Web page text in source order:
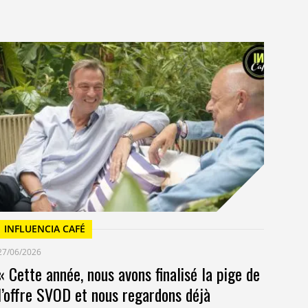
INFLUENCIA CAFÉ
06/2026
Cette année, nous avons finalisé la pige de
SVOD et nous regardons déjà